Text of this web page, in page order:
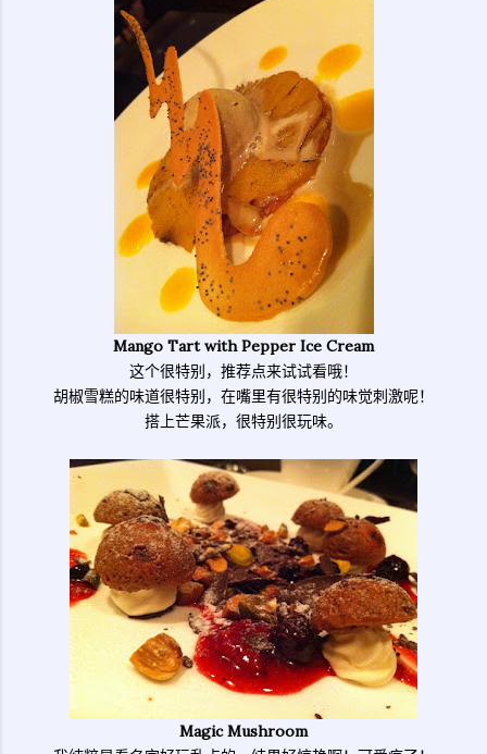
Mango Tart with Pepper Ice Cream
这个很特别，推荐点来试试看哦！
胡椒雪糕的味道很特别，在嘴里有很特别的味觉刺激呢！
搭上芒果派，很特别很玩味。
Magic Mushroom